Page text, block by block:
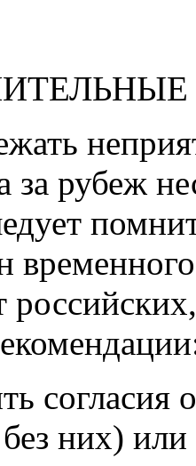
за рубеж
них)